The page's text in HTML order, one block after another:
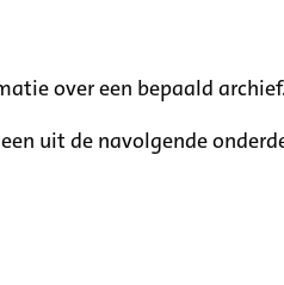
over een bepaald archief.
uit de navolgende